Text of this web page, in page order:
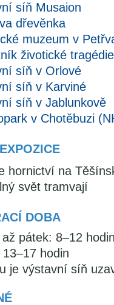
síň Musaion
dřevěnka
muzeum v
životické tragédie
síň v Orlové
síň v Karviné
síň v Jablunkově
v Chotěbuzi
hornictví na
svět tramvají
DOBA
pátek: 8–12
hodin
je výstavní síň